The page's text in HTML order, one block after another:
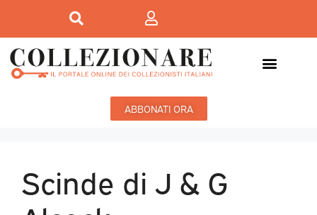
ABBONATI ORA
Scinde di J & G